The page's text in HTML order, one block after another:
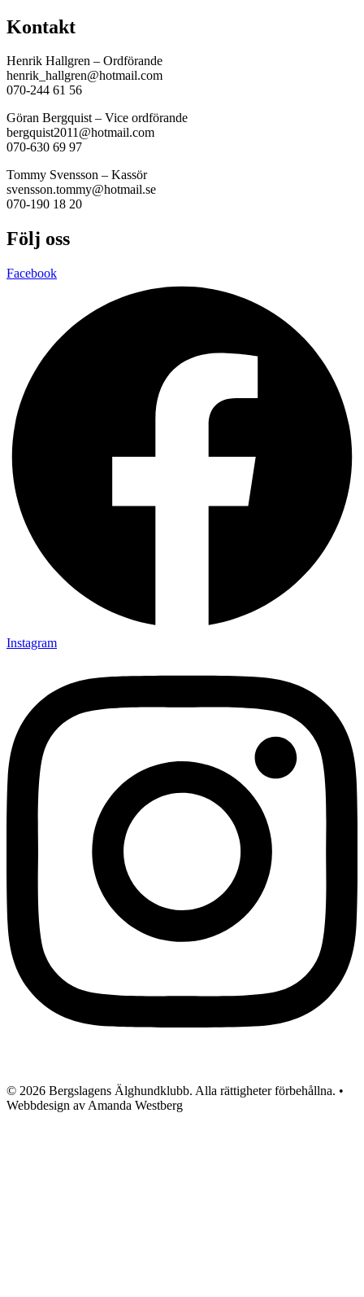
Kontakt
Henrik Hallgren – Ordförande
henrik_hallgren@hotmail.com
070-244 61 56
Göran Bergquist – Vice ordförande
bergquist2011@hotmail.com
070-630 69 97
Tommy Svensson – Kassör
svensson.tommy@hotmail.se
070-190 18 20
Följ oss
Facebook
Instagram
© 2026 Bergslagens Älghundklubb. Alla rättigheter förbehållna. •
Webbdesign av Amanda Westberg